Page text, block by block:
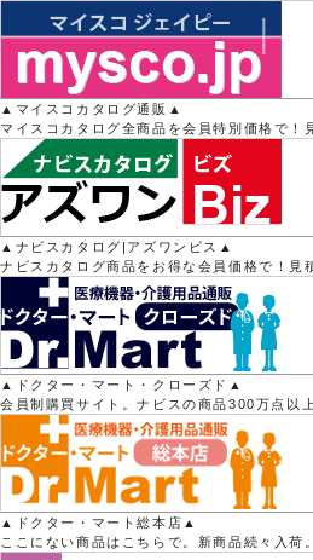
▲マイスコカタログ通販▲
マイスコカタログ全商品を会員特別価格で！
▲ナビスカタログ|アズワンビス▲
ナビスカタログ商品をお得な会員価格で！見
▲ドクター・マート・クローズド▲
会員制購買サイト。ナビスの商品300万点以
▲ドクター・マート総本店▲
ここにない商品はこちらで。新商品続々入荷。